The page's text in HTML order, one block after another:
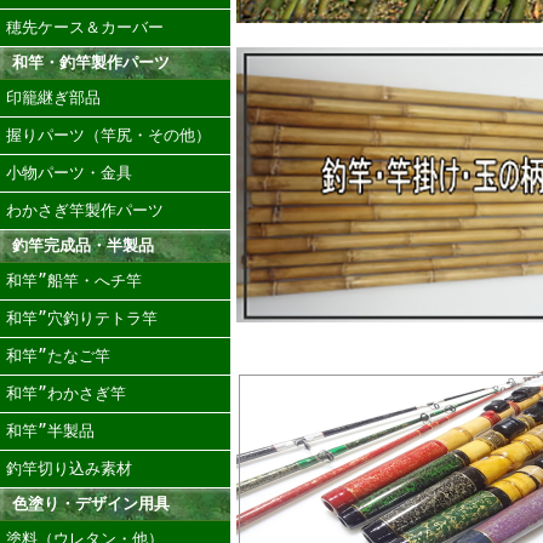
穂先ケース＆カーバー
和竿・釣竿製作パーツ
印籠継ぎ部品
握りパーツ（竿尻・その他）
小物パーツ・金具
わかさぎ竿製作パーツ
釣竿完成品・半製品
和竿”船竿・へチ竿
和竿”穴釣りテトラ竿
和竿”たなご竿
和竿”わかさぎ竿
和竿”半製品
釣竿切り込み素材
色塗り・デザイン用具
塗料（ウレタン・他）